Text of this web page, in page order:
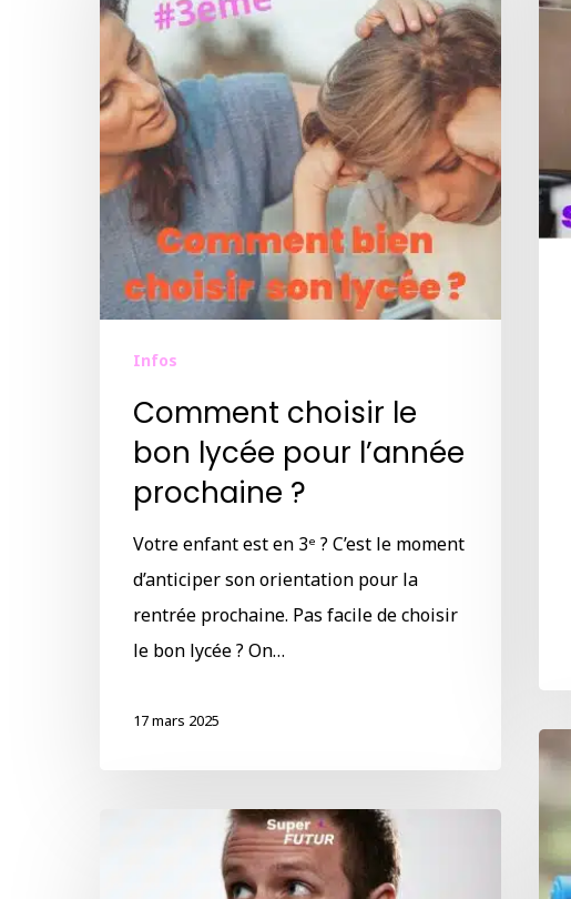
Infos
Comment choisir le
bon lycée pour l’année
prochaine ?
Votre enfant est en 3ᵉ ? C’est le moment
d’anticiper son orientation pour la
rentrée prochaine. Pas facile de choisir
le bon lycée ? On…
17 mars 2025